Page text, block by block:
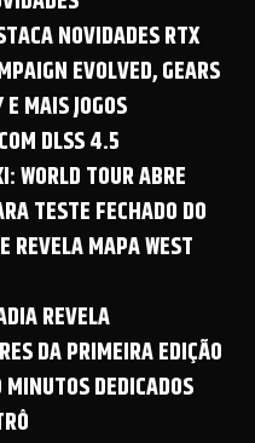
NOVIDADES RTX
EVOLVED, GEARS
MAIS JOGOS
DLSS 4.5
WORLD TOUR ABRE
TESTE FECHADO DO
REVELA MAPA WEST
REVELA
DA PRIMEIRA EDIÇÃO
DEDICADOS